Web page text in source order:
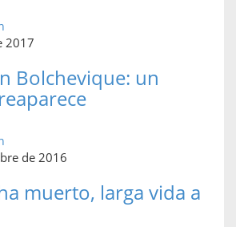
2017
Bolchevique: un
de 2016
muerto, larga vida a